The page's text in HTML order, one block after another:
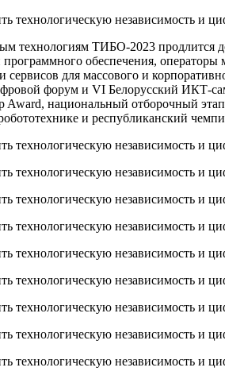
ТИБО-2023 продлится
обеспечения,
сервисов для массового и
форум и VI Белорусский ИКТ-
Award, национальный отборочный
и республиканский